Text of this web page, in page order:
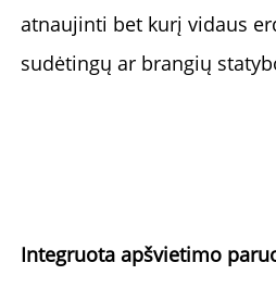
atnaujinti bet kurį vidaus
sudėtingų ar brangių
Integruota apšvietimo